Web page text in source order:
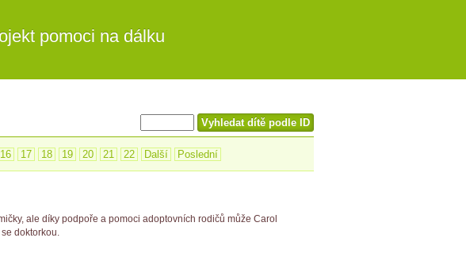
pomoci na dálku
16 17 18 19 20 21 22 Další Poslední
ale díky podpoře a pomoci adoptovních rodičů může Carol
doktorkou.